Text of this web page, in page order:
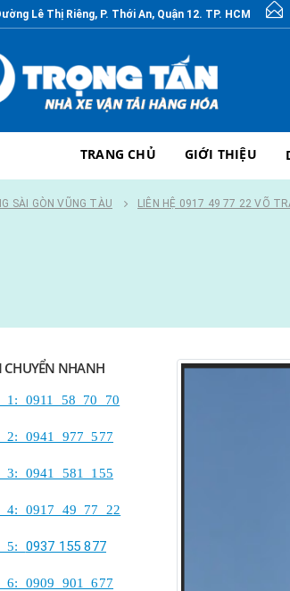
Lê Thị Riêng, P. Thới An, Quận 12. TP. HCM
TRANG CHỦ GIỚI THIỆU
SÀI GÒN VŨNG TÀU LIÊN HỆ 0917 49 77 22 VÕ
CHUYỂN NHANH
1: 0911 58 70 70
2: 0941 977 577
3: 0941 581 155
4: 0917 49 77 22
5: 0937 155 877
6: 0909 901 677